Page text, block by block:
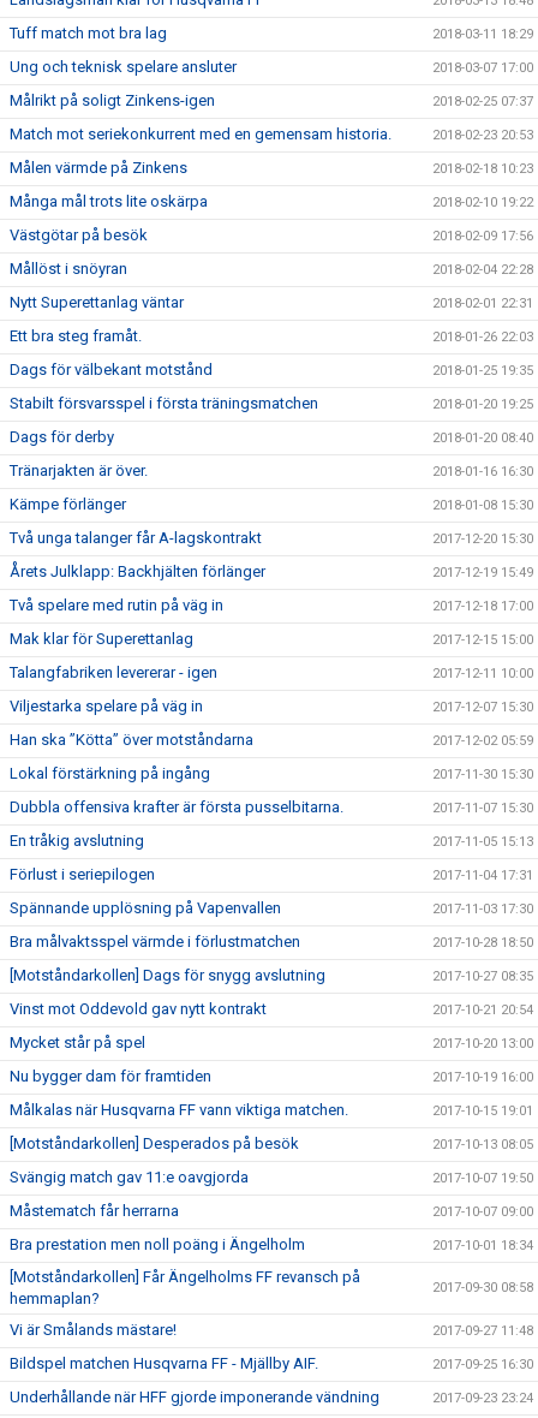
Tuff match mot bra lag 2018-03-11 18:29
Ung och teknisk spelare ansluter 2018-03-07 17:00
Målrikt på soligt Zinkens-igen 2018-02-25 07:37
Match mot seriekonkurrent med en gemensam historia. 2018-02-23 20:53
Målen värmde på Zinkens 2018-02-18 10:23
Många mål trots lite oskärpa 2018-02-10 19:22
Västgötar på besök 2018-02-09 17:56
Mållöst i snöyran 2018-02-04 22:28
Nytt Superettanlag väntar 2018-02-01 22:31
Ett bra steg framåt. 2018-01-26 22:03
Dags för välbekant motstånd 2018-01-25 19:35
Stabilt försvarsspel i första träningsmatchen 2018-01-20 19:25
Dags för derby 2018-01-20 08:40
Tränarjakten är över. 2018-01-16 16:30
Kämpe förlänger 2018-01-08 15:30
Två unga talanger får A-lagskontrakt 2017-12-20 15:30
Årets Julklapp: Backhjälten förlänger 2017-12-19 15:49
Två spelare med rutin på väg in 2017-12-18 17:00
Mak klar för Superettanlag 2017-12-15 15:00
Talangfabriken levererar - igen 2017-12-11 10:00
Viljestarka spelare på väg in 2017-12-07 15:30
Han ska ”Kötta” över motståndarna 2017-12-02 05:59
Lokal förstärkning på ingång 2017-11-30 15:30
Dubbla offensiva krafter är första pusselbitarna. 2017-11-07 15:30
En tråkig avslutning 2017-11-05 15:13
Förlust i seriepilogen 2017-11-04 17:31
Spännande upplösning på Vapenvallen 2017-11-03 17:30
Bra målvaktsspel värmde i förlustmatchen 2017-10-28 18:50
[Motståndarkollen] Dags för snygg avslutning 2017-10-27 08:35
Vinst mot Oddevold gav nytt kontrakt 2017-10-21 20:54
Mycket står på spel 2017-10-20 13:00
Nu bygger dam för framtiden 2017-10-19 16:00
Målkalas när Husqvarna FF vann viktiga matchen. 2017-10-15 19:01
[Motståndarkollen] Desperados på besök 2017-10-13 08:05
Svängig match gav 11:e oavgjorda 2017-10-07 19:50
Måstematch får herrarna 2017-10-07 09:00
Bra prestation men noll poäng i Ängelholm 2017-10-01 18:34
[Motståndarkollen] Får Ängelholms FF revansch på
hemmaplan?
2017-09-30 08:58
Vi är Smålands mästare! 2017-09-27 11:48
Bildspel matchen Husqvarna FF - Mjällby AIF. 2017-09-25 16:30
Underhållande när HFF gjorde imponerande vändning 2017-09-23 23:24